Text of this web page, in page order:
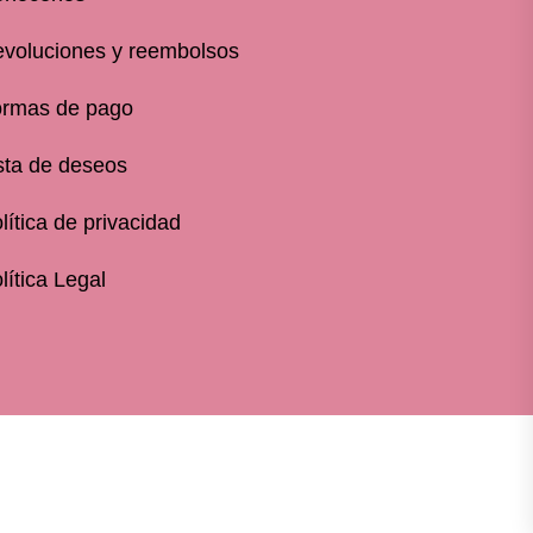
y reembolsos
de pago
de deseos
de privacidad
Legal